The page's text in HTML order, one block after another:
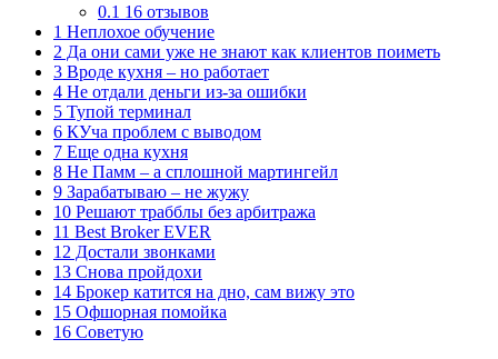
0.1 16 отзывов
1 Неплохое обучение
2 Да они сами уже не знают как клиентов поиметь
3 Вроде кухня – но работает
4 Не отдали деньги из-за ошибки
5 Тупой терминал
6 КУча проблем с выводом
7 Еще одна кухня
8 Не Памм – а сплошной мартингейл
9 Зарабатываю – не жужу
10 Решают трабблы без арбитража
11 Best Broker EVER
12 Достали звонками
13 Снова пройдохи
14 Брокер катится на дно, сам вижу это
15 Офшорная помойка
16 Советую